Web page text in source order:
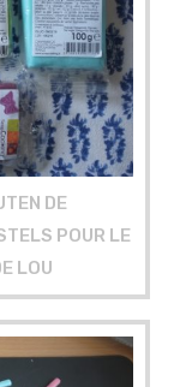
DE
POUR LE
LOU